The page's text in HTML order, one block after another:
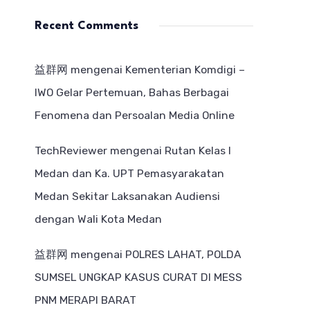
Recent Comments
益群网 mengenai Kementerian Komdigi –
IWO Gelar Pertemuan, Bahas Berbagai
Fenomena dan Persoalan Media Online
TechReviewer mengenai Rutan Kelas I
Medan dan Ka. UPT Pemasyarakatan
Medan Sekitar Laksanakan Audiensi
dengan Wali Kota Medan
益群网 mengenai POLRES LAHAT, POLDA
SUMSEL UNGKAP KASUS CURAT DI MESS
PNM MERAPI BARAT